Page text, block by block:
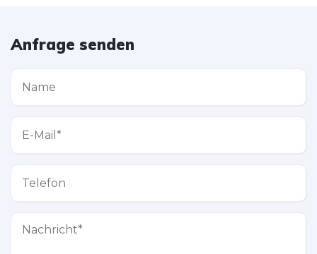
Anfrage senden